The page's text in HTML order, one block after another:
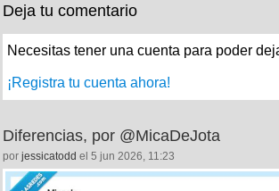
Deja tu comentario
Necesitas tener una cuenta para poder
¡Registra tu cuenta ahora!
Diferencias, por @MicaDeJota
por jessicatodd el 5 jun 2026, 11:23